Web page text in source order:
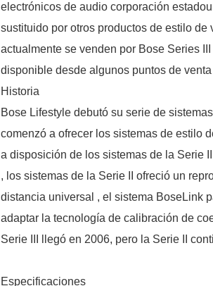
electrónicos de audio corporación
sustituido por otros productos de estilo
actualmente se venden por Bose Series
disponible desde algunos puntos de
Historia
Bose Lifestyle debutó su serie de
comenzó a ofrecer los sistemas de estilo
a disposición de los sistemas de la Serie
, los sistemas de la Serie II ofreció un
distancia universal , el sistema BoseLink
adaptar la tecnología de calibración de
Serie III llegó en 2006, pero la Serie II
Especificaciones